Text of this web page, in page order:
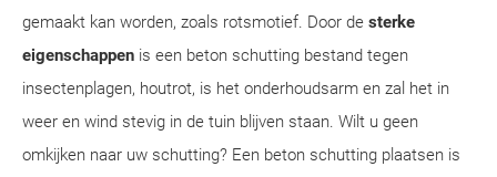
gemaakt kan worden, zoals rotsmotief. Door de sterke
eigenschappen is een beton schutting bestand tegen
insectenplagen, houtrot, is het onderhoudsarm en zal het in
weer en wind stevig in de tuin blijven staan. Wilt u geen
omkijken naar uw schutting? Een beton schutting plaatsen is